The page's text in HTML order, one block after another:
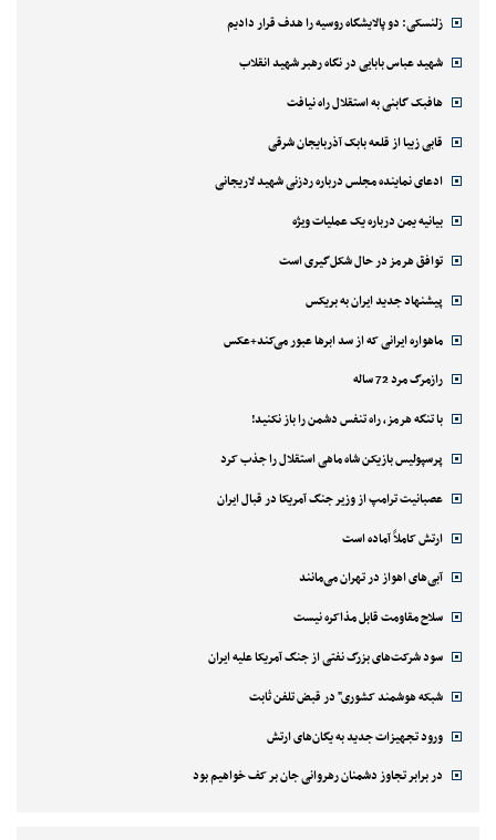
زلنسکی: دو پالایشگاه روسیه را هدف قرار دادیم
شهید عباس بابایی در نگاه رهبر شهید انقلاب
هافبک گابنی به استقلال راه نیافت
قابی زیبا از قلعه بابک آذربایجان شرقی
ادعای نماینده مجلس درباره ردزنی شهید لاریجانی
بیانیه یمن درباره یک عملیات ویژه
توافق هرمز در حال شکل‌گیری است
پیشنهاد جدید ایران به بریکس
ماهواره ایرانی که از سد ابرها عبور می‌کند+عکس
رازمرگ مرد 72 ساله
با تنگه هرمز، راه تنفس دشمن را باز نکنید!
پرسپولیس بازیکن شاه ماهی استقلال را جذب کرد
عصبانیت ترامپ از وزیر جنگ آمریکا در قبال ایران
ارتش کاملاً آماده است
آبی‌های اهواز در تهران می‌مانند
سلاح مقاومت قابل مذاکره نیست
سود شرکت‌های بزرگ نفتی از جنگ آمریکا علیه ایران
شبکه هوشمند کشوری" در قبض تلفن ثابت
ورود تجهیزات جدید به یگان‌های ارتش
در برابر تجاوز دشمنان رهروانی جان بر کف خواهیم بود